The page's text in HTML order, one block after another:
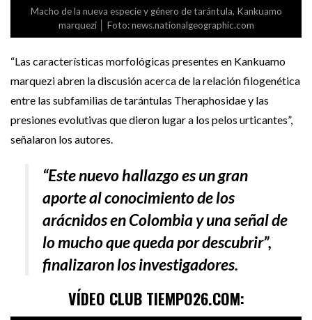
Macho de la nueva especie y género de tarántula, Kankuamo
marquezi │ Foto: news.nationalgeographic.com
“Las características morfológicas presentes en Kankuamo
marquezi abren la discusión acerca de la relación filogenética
entre las subfamilias de tarántulas Theraphosidae y las
presiones evolutivas que dieron lugar a los pelos urticantes”,
señalaron los autores.
“Este nuevo hallazgo es un gran
aporte al conocimiento de los
arácnidos en Colombia y una señal de
lo mucho que queda por descubrir”,
finalizaron los investigadores.
VÍDEO CLUB TIEMPO26.COM: